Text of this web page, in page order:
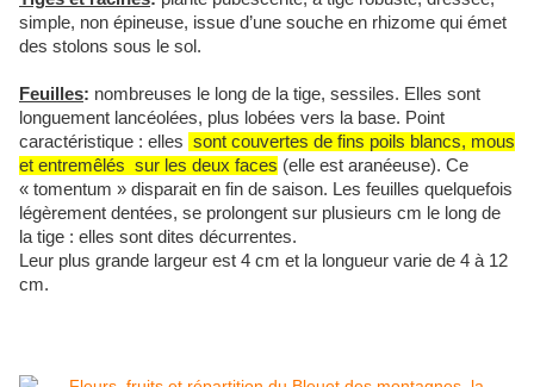
simple, non épineuse, issue d’une souche en rhizome qui émet
des stolons sous le sol.
Feuilles: nombreuses le long de la tige, sessiles. Elles sont
longuement lancéolées, plus lobées vers la base. Point
caractéristique : elles sont couvertes de fins poils blancs, mous
et entremêlés sur les deux faces (elle est aranéeuse). Ce
« tomentum » disparait en fin de saison. Les feuilles quelquefois
légèrement dentées, se prolongent sur plusieurs cm le long de
la tige : elles sont dites décurrentes.
Leur plus grande largeur est 4 cm et la longueur varie de 4 à 12
cm.